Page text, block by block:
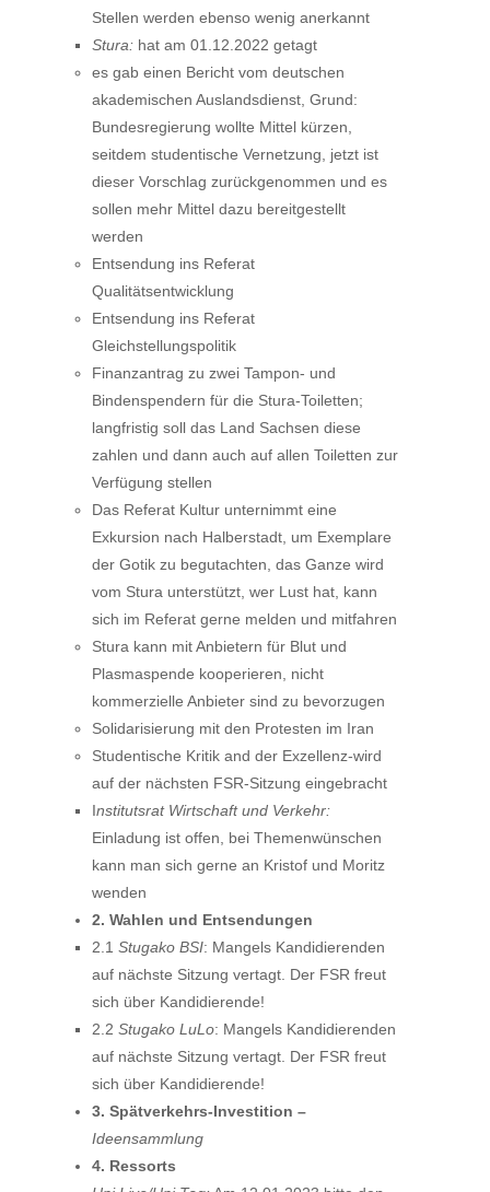
Stellen werden ebenso wenig anerkannt
Stura: hat am 01.12.2022 getagt
es gab einen Bericht vom deutschen
akademischen Auslandsdienst, Grund:
Bundesregierung wollte Mittel kürzen,
seitdem studentische Vernetzung, jetzt ist
dieser Vorschlag zurückgenommen und es
sollen mehr Mittel dazu bereitgestellt
werden
Entsendung ins Referat
Qualitätsentwicklung
Entsendung ins Referat
Gleichstellungspolitik
Finanzantrag zu zwei Tampon- und
Bindenspendern für die Stura-Toiletten;
langfristig soll das Land Sachsen diese
zahlen und dann auch auf allen Toiletten zur
Verfügung stellen
Das Referat Kultur unternimmt eine
Exkursion nach Halberstadt, um Exemplare
der Gotik zu begutachten, das Ganze wird
vom Stura unterstützt, wer Lust hat, kann
sich im Referat gerne melden und mitfahren
Stura kann mit Anbietern für Blut und
Plasmaspende kooperieren, nicht
kommerzielle Anbieter sind zu bevorzugen
Solidarisierung mit den Protesten im Iran
Studentische Kritik and der Exzellenz-wird
auf der nächsten FSR-Sitzung eingebracht
Institutsrat Wirtschaft und Verkehr:
Einladung ist offen, bei Themenwünschen
kann man sich gerne an Kristof und Moritz
wenden
2. Wahlen und Entsendungen
2.1 Stugako BSI: Mangels Kandidierenden
auf nächste Sitzung vertagt. Der FSR freut
sich über Kandidierende!
2.2 Stugako LuLo: Mangels Kandidierenden
auf nächste Sitzung vertagt. Der FSR freut
sich über Kandidierende!
3. Spätverkehrs-Investition –
Ideensammlung
4. Ressorts